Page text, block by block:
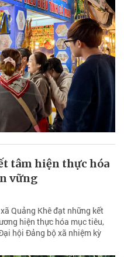
tâm hiện thực hóa
vững
Quảng Khê đạt những kết
hiện thực hóa mục tiêu,
hội Đảng bộ xã nhiệm kỳ